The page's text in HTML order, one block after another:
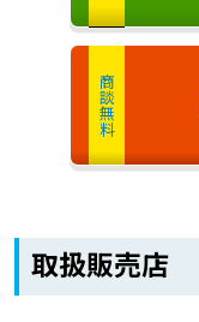
商談無料
取扱販売店